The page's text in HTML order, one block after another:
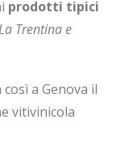
prodotti tipici
Trentina e
a Genova il
vitivinicola